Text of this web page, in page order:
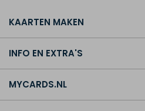
KAARTEN MAKEN
INFO EN EXTRA'S
MYCARDS.NL